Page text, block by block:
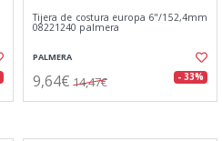
Tijera de costura europa 6"/152,4mm
08221240 palmera
PALMERA
9,64€ 14,47€ - 33%